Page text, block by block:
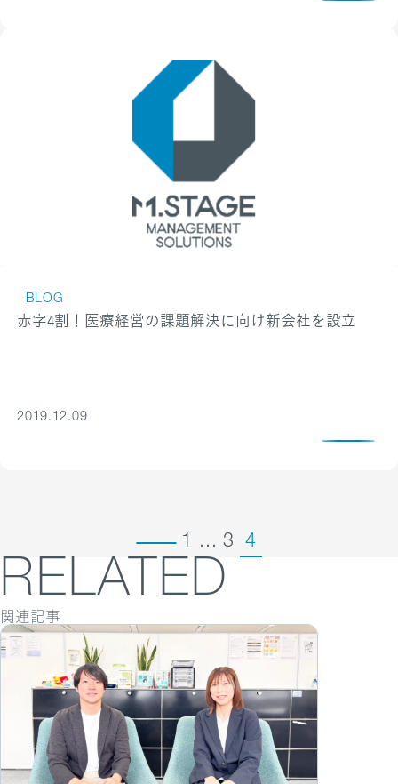
BLOG
赤字4割！医療経営の課題解決に向け新会社を設立
2019.12.09
1 ... 3 4
RELATED
関連記事